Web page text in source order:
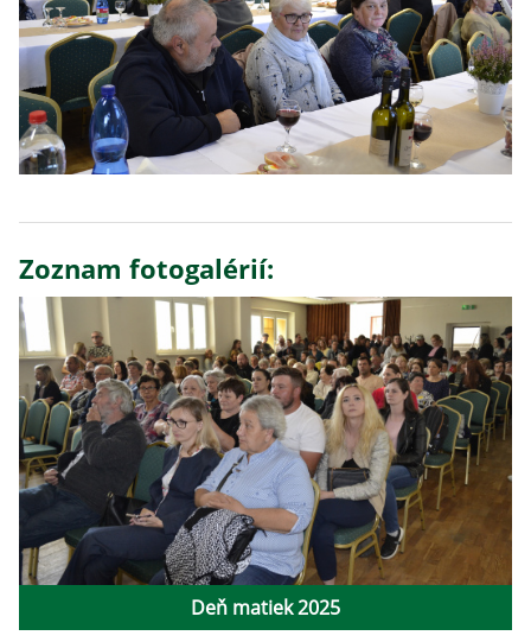
Zoznam fotogalérií:
Deň matiek 2025